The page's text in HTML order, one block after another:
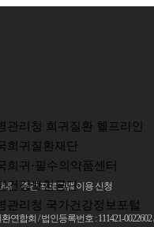
관리청 희귀질환 헬프라인
희귀질환재단
희귀·필수의약품센터
건강보험공단
관리청 국가건강정보포털
내
주간 프로그램 이용 신청
합회 / 법인등록번호 : 111421-0022602 /